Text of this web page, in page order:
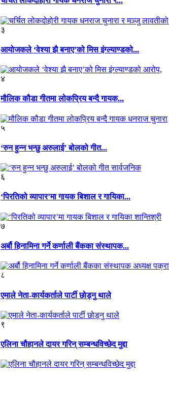
३
आयोजकले ‘वेश्या झै बनाए’को मिस इंग्ल्याण्डको...
४
मौलिक कौडा गीतमा लोकप्रिय बन्दै गायक...
५
‘रुन हुन्न भन्छु अरुलाई’ बोलको गीत...
६
‘पिरतिको व्यापार’मा गायक बिशाल र गायिका...
७
अर्बौ हिनामिना गर्ने कर्णाली बैंकका संस्थापक...
८
एमाले नेता-कार्यकर्ताले पार्टी छोड्नु थाले
९
एलिना चौहानले दायर गरिन् सम्बन्धविच्छेद मुद्दा